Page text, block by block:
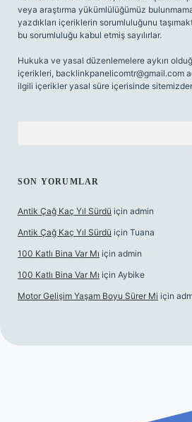
veya araştırma yükümlülüğümüz
yazdıkları içeriklerin sorumluluğunu
bu sorumluluğu kabul etmiş sayılırlar.
Hukuka ve yasal düzenlemelere aykırı
içerikleri, backlinkpanelicomtr@gmail.com
ilgili içerikler yasal süre içerisinde sitemizden
SON YORUMLAR
Antik Çağ Kaç Yıl Sürdü için admin
Antik Çağ Kaç Yıl Sürdü için Tuana
100 Katlı Bina Var Mı için admin
100 Katlı Bina Var Mı için Aybike
Motor Gelişim Yaşam Boyu Sürer Mi için